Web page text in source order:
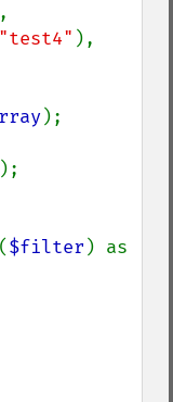
,
"test4"
);
($filter